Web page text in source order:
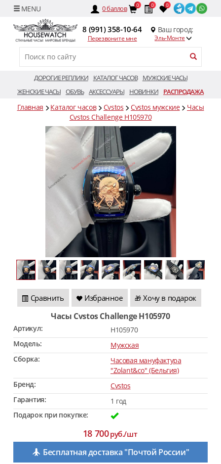
0баллов 0 0 0
8 (991) 358-10-64
Перезвоните мне
Ваш город:
Эль-Монте
ДОРОГИЕ РЕПЛИКИ КАТАЛОГ ЧАСОВ
МУЖСКИЕ ЧАСЫ
ЖЕНСКИЕ ЧАСЫ ОБУВЬ АКСЕССУАРЫ НОВИНКИ РАСПРОДАЖА
Главная Каталог часов Cvstos Cvstos мужские
Часы
Cvstos Challenge H105970
Сравнить Избранное 🎁 Хочу в подарок
Часы Cvstos Challenge H105970
Артикул:
H105970
Модель:
Мужская
Сборка:
Часовая мануфактура
"Zolant&co" (Бельгия)
Бренд:
Cvstos
Гарантия:
1 год
Подарок при покупке:
18 700руб./шт
Бесплатная доставка "Почтой России"